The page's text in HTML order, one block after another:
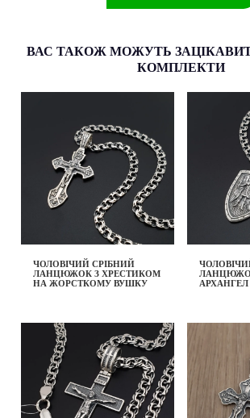
ВАС ТАКОЖ МОЖУТЬ
КОМПЛЕКТИ
ЧОЛОВІЧИЙ СРІБНИЙ
ЛАНЦЮЖОК З ХРЕСТИКОМ
НА ЖОРСТКОМУ ВУШКУ